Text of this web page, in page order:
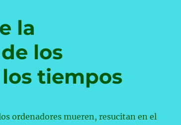
la
los
tiempos
ordenadores mueren, resucitan en el